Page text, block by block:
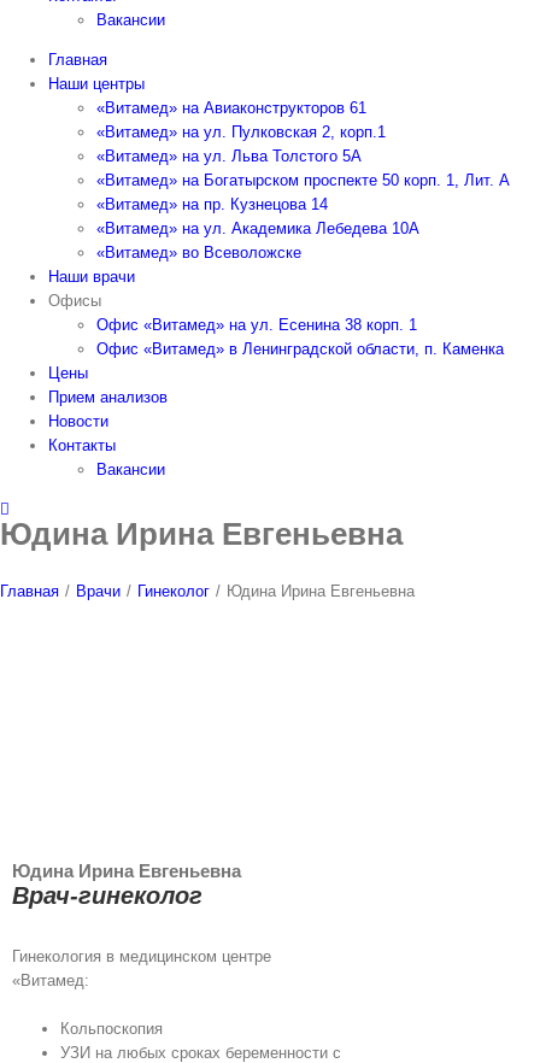
Вакансии
Главная
Наши центры
«Витамед» на Авиаконструкторов 61
«Витамед» на ул. Пулковская 2, корп.1
«Витамед» на ул. Льва Толстого 5А
«Витамед» на Богатырском проспекте 50 корп. 1, Лит. А
«Витамед» на пр. Кузнецова 14
«Витамед» на ул. Академика Лебедева 10А
«Витамед» во Всеволожске
Наши врачи
Офисы
Офис «Витамед» на ул. Есенина 38 корп. 1
Офис «Витамед» в Ленинградской области, п. Каменка
Цены
Прием анализов
Новости
Контакты
Вакансии
Юдина Ирина Евгеньевна
Главная / Врачи / Гинеколог / Юдина Ирина Евгеньевна
Юдина Ирина Евгеньевна
Врач-гинеколог
Гинекология в медицинском центре
«Витамед:
Кольпоскопия
УЗИ на любых сроках беременности с